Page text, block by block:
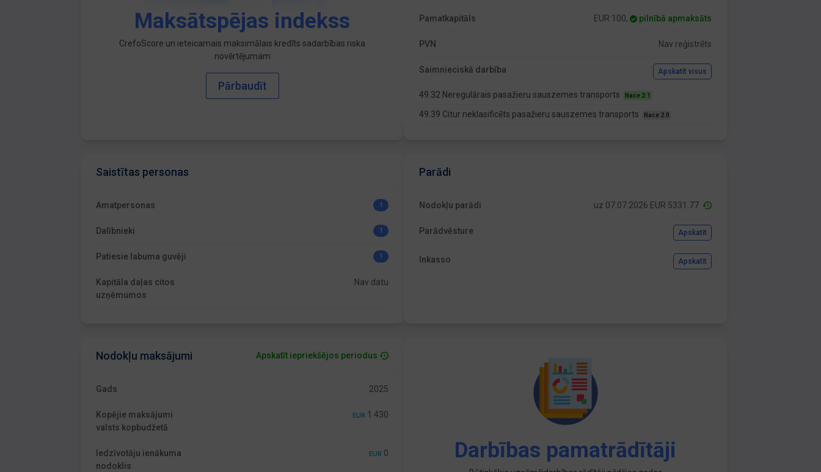
Maksātspējas indekss
CrefoScore un ieteicamais maksimālais kredīts sadarbības riska
novērtējumam
Pārbaudīt
Pamatkapitāls EUR 100, pilnībā apmaksāts
PVN Nav reģistrēts
Saimnieciskā darbība Apskatīt visus
49.32 Neregulārais pasažieru sauszemes transports Nace 2.1
49.39 Citur neklasificēts pasažieru sauszemes transports Nace 2.0
Saistītas personas
Amatpersonas 1
Dalībnieki 1
Patiesie labuma guvēji 1
Kapitāla daļas citos
uzņēmumos
Nav datu
Parādi
Nodokļu parādi uz 07.07.2026 EUR 5331.77
Parādvēsture Apskatīt
Inkasso Apskatīt
Nodokļu maksājumi Apskatīt iepriekšējos periodus
Gads 2025
Kopējie maksājumi
valsts kopbudžetā
EUR 1 430
Iedzīvotāju ienākuma
nodoklis
EUR 0 Darbības pamatrādītāji